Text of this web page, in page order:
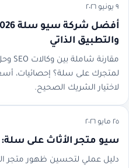
٩ يونيو ٢٠٢٦
والتطبيق الذاتي
لاختيار الشريك الصحيح.
٢٥ مايو ٢٠٢٦
سيو متجر الأثاث على
دليل عملي لتحسين ظهور متجر